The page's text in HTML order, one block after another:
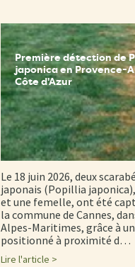
Première détection de
japonica en Provence-
Côte d'Azur
Le 18 juin 2026, deux
japonais (Popillia
et une femelle, ont été
la commune de Cannes,
Alpes-Maritimes, grâce à
positionné à proximité d…
Lire l'article >